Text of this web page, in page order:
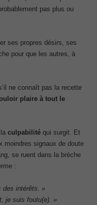
pas plus ou
ses propres désirs, ses
pour que les autres, à
ne connaît pas la recette
plaire à tout le
culpabilité qui surgit. Et
moindres signaux de doute
se ruent dans la brèche
:
des intérêts. »
je suis foutu(e). »